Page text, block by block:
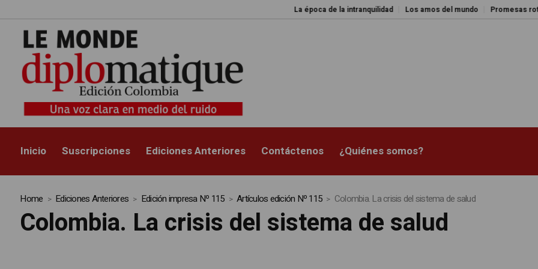
La época de la intranquilidad Los amos del mundo Promesas rotas
Inicio Suscripciones Ediciones Anteriores Contáctenos ¿Quiénes somos?
Home Ediciones Anteriores Edición impresa Nº 115 Artículos edición Nº 115 Colombia. La crisis del sistema de salud
Colombia. La crisis del sistema de salud